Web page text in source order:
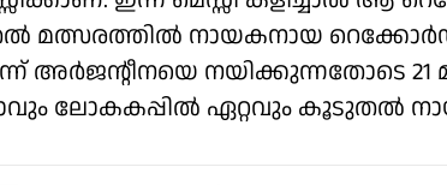
മത്സരത്തിൽ നായകനായ
അർജൻ്റീനയെ നയിക്കുന്നതോടെ 21
ലോകകപ്പിൽ ഏറ്റവും കൂടുതൽ